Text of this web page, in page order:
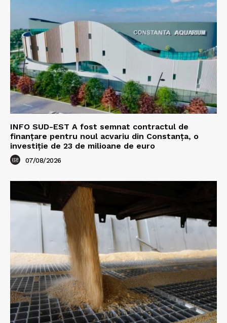
INFO SUD-EST A fost semnat contractul de
finanțare pentru noul acvariu din Constanța, o
investiție de 23 de milioane de euro
07/08/2026